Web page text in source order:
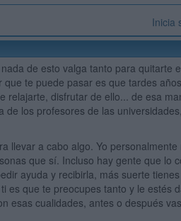
Inicia
de esto valga tanto para quitarte
te puede pasar es que tardes
relajarte, disfrutar de ello... de esa
de los profesores de las
llevar a cabo algo. Yo
que sí. Incluso hay gente que lo
ayuda y recibirla, más suerte
es que te preocupes tanto y le estés
esas cualidades, antes o después